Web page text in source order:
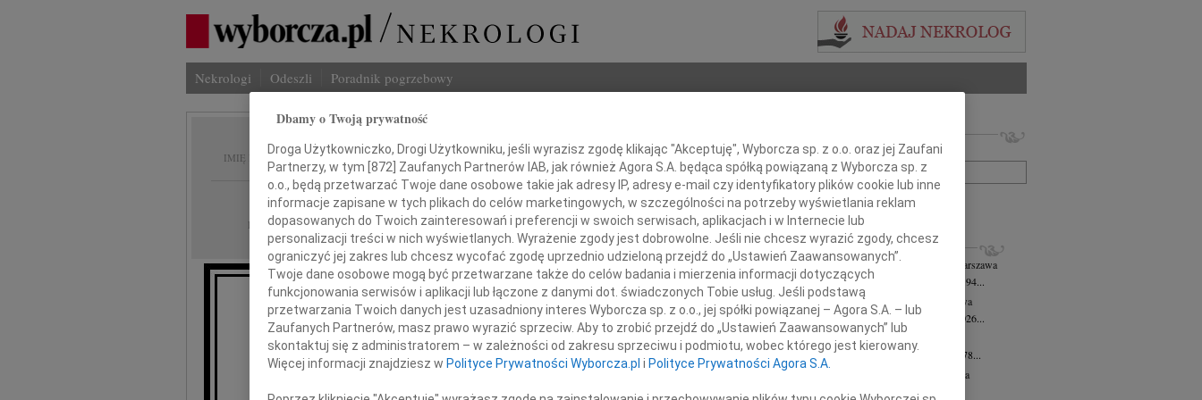
Nekrologi Odeszli Poradnik pogrzebowy
IMIĘ I NAZWISKO: Emilia Du Puget Puszet
REGION: Warszawa, Kraków
DATA EMISJI: 14.11.2012
Z głębokim smutkiem zawiadamiamy, że 9 listopada 2012 roku
w wieku 92 lat odeszła od nas na zawsze
Imię i nazwisko lub numer ogłoszenia:
+ szukanie zaawansowane
INNE NEKROLOGI
Jerzy Downarowicz wiek: 94
Warszawa
W dniu 1 sierpnia 2026 roku zmarł w wieku 94...
Krystyna Czerny-Latek
Warszawa
Z żalem zawiadamiamy, że dnia 3 sierpnia 2026...
Ewa Wolińska-Witort
W dniu 31 lipca 2026 roku zmarła w wieku 78...
Małgorzata Kościelska
Warszawa
Z wielkim bólem zawiadamiamy, że 3...
Dbamy o Twoją prywatność
Droga Użytkowniczko, Drogi Użytkowniku, jeśli wyrazisz zgodę klikając "Akceptuję", Wyborcza sp. z o.o. oraz jej Zaufani
Partnerzy, w tym [872] Zaufanych Partnerów IAB, jak również Agora S.A. będąca spółką powiązaną z Wyborcza sp. z
o.o., będą przetwarzać Twoje dane osobowe takie jak adresy IP, adresy e-mail czy identyfikatory plików cookie lub inne
informacje zapisane w tych plikach do celów marketingowych, w szczególności na potrzeby wyświetlania reklam
dopasowanych do Twoich zainteresowań i preferencji w swoich serwisach, aplikacjach i w Internecie lub
personalizacji treści w nich wyświetlanych. Wyrażenie zgody jest dobrowolne. Jeśli nie chcesz wyrazić zgody, chcesz
ograniczyć jej zakres lub chcesz wycofać zgodę uprzednio udzieloną przejdź do „Ustawień Zaawansowanych”.
Twoje dane osobowe mogą być przetwarzane także do celów badania i mierzenia informacji dotyczących
funkcjonowania serwisów i aplikacji lub łączone z danymi dot. świadczonych Tobie usług. Jeśli podstawą
przetwarzania Twoich danych jest uzasadniony interes Wyborcza sp. z o.o., jej spółki powiązanej – Agora S.A. – lub
Zaufanych Partnerów, masz prawo wyrazić sprzeciw. Aby to zrobić przejdź do „Ustawień Zaawansowanych” lub
skontaktuj się z administratorem – w zależności od zakresu sprzeciwu i podmiotu, wobec którego jest kierowany.
Więcej informacji znajdziesz w Polityce Prywatności Wyborcza.pl i Polityce Prywatności Agora S.A.